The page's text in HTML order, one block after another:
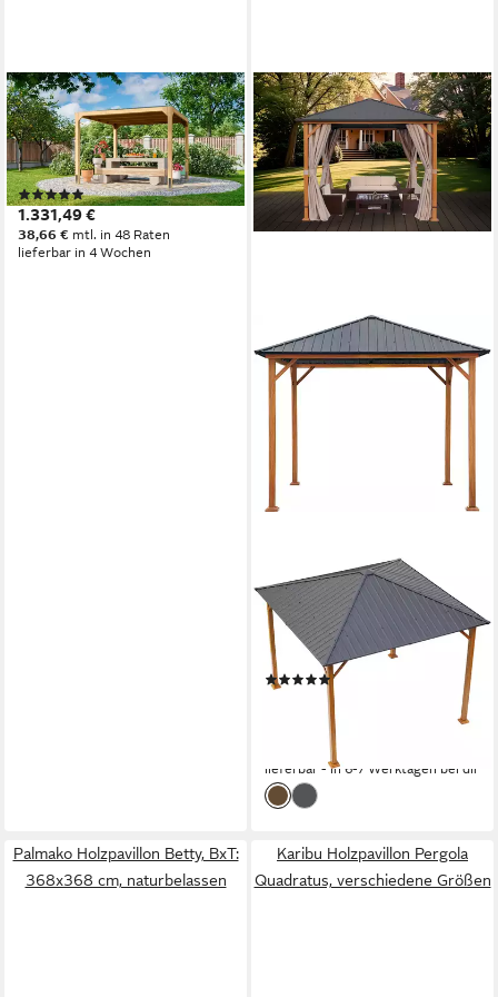
KARIBU
Holzpavillon Cubus,
naturbelassen, BxTxH:
320x320x235 cm
(2)
1.331,49 €
38,66 € mtl. in 48 Raten
lieferbar in 4 Wochen
KONIFERA
Pavillon Samos, BxT: 300x300
cm, Stahlgestell, ohne
Seitenteile
(35)
528,99 €
mtl. in 48 Raten
lieferbar - in 6-7 Werktagen bei dir
Palmako Holzpavillon Betty, BxT:
368x368 cm, naturbelassen
Karibu Holzpavillon Pergola
Quadratus, verschiedene Größen